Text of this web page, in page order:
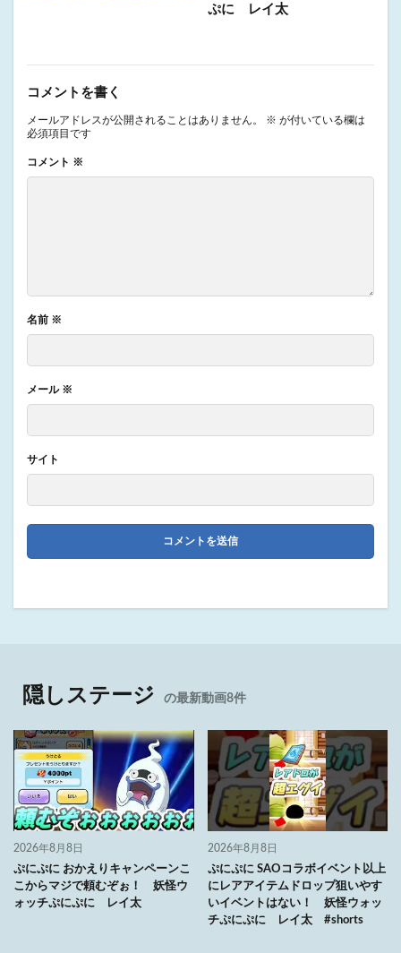
ぷに レイ太
コメントを書く
メールアドレスが公開されることはありません。 ※ が付いている欄は
必須項目です
コメント ※
名前 ※
メール ※
サイト
隠しステージ の最新動画8件
2026年8月8日
ぷにぷに おかえりキャンペーンこ
こからマジで頼むぞぉ！ 妖怪ウ
ォッチぷにぷに レイ太
2026年8月8日
ぷにぷに SAOコラボイベント以上
にレアアイテムドロップ狙いやす
いイベントはない！ 妖怪ウォッ
チぷにぷに レイ太 #shorts